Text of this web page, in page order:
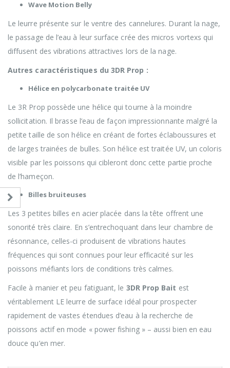
Wave Motion Belly
Le leurre présente sur le ventre des cannelures. Durant la nage,
le passage de l’eau à leur surface crée des micros vortexs qui
diffusent des vibrations attractives lors de la nage.
Autres caractéristiques du 3DR Prop :
Hélice en polycarbonate traitée UV
Le 3R Prop possède une hélice qui tourne à la moindre
sollicitation. Il brasse l’eau de façon impressionnante malgré la
petite taille de son hélice en créant de fortes éclaboussures et
de larges trainées de bulles. Son hélice est traitée UV, un coloris
visible par les poissons qui cibleront donc cette partie proche
de l’hameçon.
Billes bruiteuses
Les 3 petites billes en acier placée dans la tête offrent une
sonorité très claire. En s’entrechoquant dans leur chambre de
résonnance, celles-ci produisent de vibrations hautes
fréquences qui sont connues pour leur efficacité sur les
poissons méfiants lors de conditions très calmes.
Facile à manier et peu fatiguant, le 3DR Prop Bait est
véritablement LE leurre de surface idéal pour prospecter
rapidement de vastes étendues d’eau à la recherche de
poissons actif en mode « power fishing » – aussi bien en eau
douce qu’en mer.